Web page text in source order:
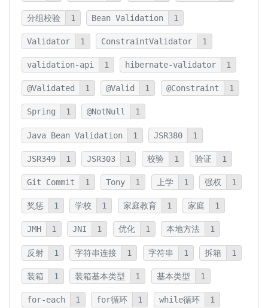
分组校验 1 Bean Validation 1
Validator 1 ConstraintValidator 1
validation-api 1 hibernate-validator 1
@Validated 1 @Valid 1 @Constraint 1
Spring 1 @NotNull 1
Java Bean Validation 1 JSR380 1
JSR349 1 JSR303 1 校验 1 验证 1
Git Commit 1 Tony 1 上学 1 强权 1
奖惩 1 学校 1 家庭教育 1 家庭 1
JMH 1 JNI 1 优化 1 本地方法 1
反射 1 字符串连接 1 字符串 1 拆箱 1
装箱 1 装箱基本类型 1 基本类型 1
for-each 1 for循环 1 while循环 1